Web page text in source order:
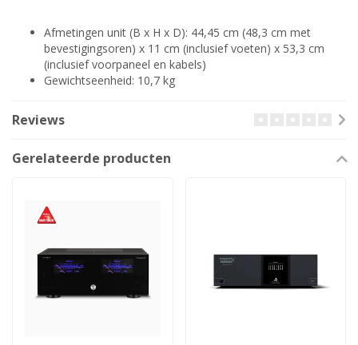
Afmetingen unit (B x H x D): 44,45 cm (48,3 cm met
bevestigingsoren) x 11 cm (inclusief voeten) x 53,3 cm
(inclusief voorpaneel en kabels)
Gewichtseenheid: 10,7 kg
Reviews
Gerelateerde producten